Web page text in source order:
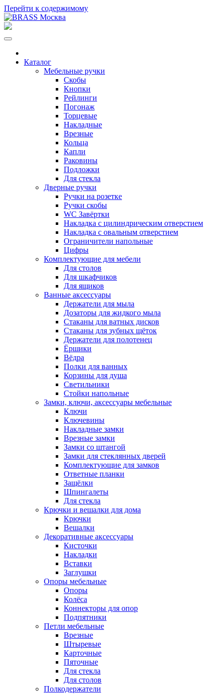
Перейти к содержимому
Каталог
Мебельные ручки
Скобы
Кнопки
Рейлинги
Погонаж
Торцевые
Накладные
Врезные
Кольца
Капли
Раковины
Подложки
Для стекла
Дверные ручки
Ручки на розетке
Ручки скобы
WC Завёртки
Накладка с цилиндрическим отверстием
Накладка с овальным отверстием
Ограничители напольные
Цифры
Комплектующие для мебели
Для столов
Для шкафчиков
Для ящиков
Ванные аксессуары
Держатели для мыла
Дозаторы для жидкого мыла
Стаканы для ватных дисков
Стаканы для зубных щёток
Держатели для полотенец
Ёршики
Вёдра
Полки для ванных
Корзины для душа
Светильники
Стойки напольные
Замки, ключи, аксессуары мебельные
Ключи
Ключевины
Накладные замки
Врезные замки
Замки со штангой
Замки для стеклянных дверей
Комплектующие для замков
Ответные планки
Защёлки
Шпингалеты
Для стекла
Крючки и вешалки для дома
Крючки
Вешалки
Декоративные аксессуары
Кисточки
Накладки
Вставки
Заглушки
Опоры мебельные
Опоры
Колёса
Коннекторы для опор
Подпятники
Петли мебельные
Врезные
Штыревые
Карточные
Пяточные
Для стекла
Для столов
Полкодержатели